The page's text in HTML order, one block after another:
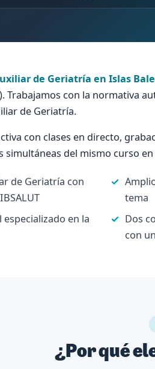
de Geriatría en Islas
Trabajamos con la normativa
de Geriatría.
con clases en directo,
simultáneas del mismo curso
de Geriatría con
tema
en la
Dos
con
¿Por qué